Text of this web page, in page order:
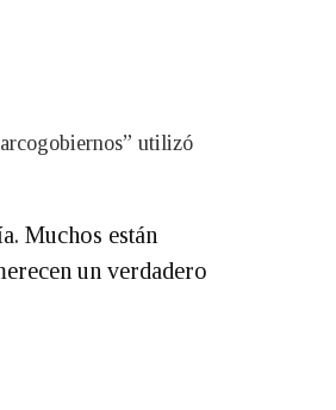
utilizó
Muchos están
un verdadero